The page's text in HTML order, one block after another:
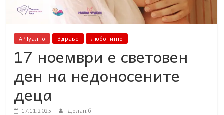
минало|
АРТуално Здраве Любопитно
17 ноември е световен
ден на недоносените
деца
17.11.2025 Долап.бг